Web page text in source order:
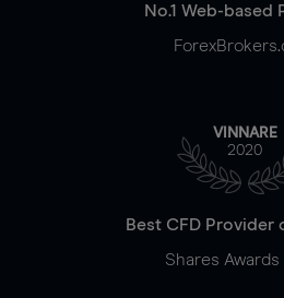
No.1 Web-based
VINNARE
2020
Best CFD Provider
Shares